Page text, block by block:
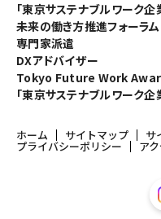
「東京サステナブルワーク企
未来の働き方推進フォーラム
専門家派遣
DXアドバイザー
Tokyo Future Work
「東京サステナブルワーク
ホーム サイトマップ サ
プライバシーポリシー ア